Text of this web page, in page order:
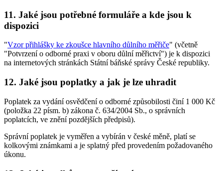
11. Jaké jsou potřebné formuláře a kde jsou k
dispozici
"Vzor přihlášky ke zkoušce hlavního důlního měřiče" (včetně
"Potvrzení o odborné praxi v oboru důlní měřictví") je k dispozici
na internetových stránkách Státní báňské správy České republiky.
12. Jaké jsou poplatky a jak je lze uhradit
Poplatek za vydání osvědčení o odborné způsobilosti činí 1 000 Kč
(položka 22 písm. b) zákona č. 634/2004 Sb., o správních
poplatcích, ve znění pozdějších předpisů).
Správní poplatek je vyměřen a vybírán v české měně, platí se
kolkovými známkami a je splatný před provedením požadovaného
úkonu.